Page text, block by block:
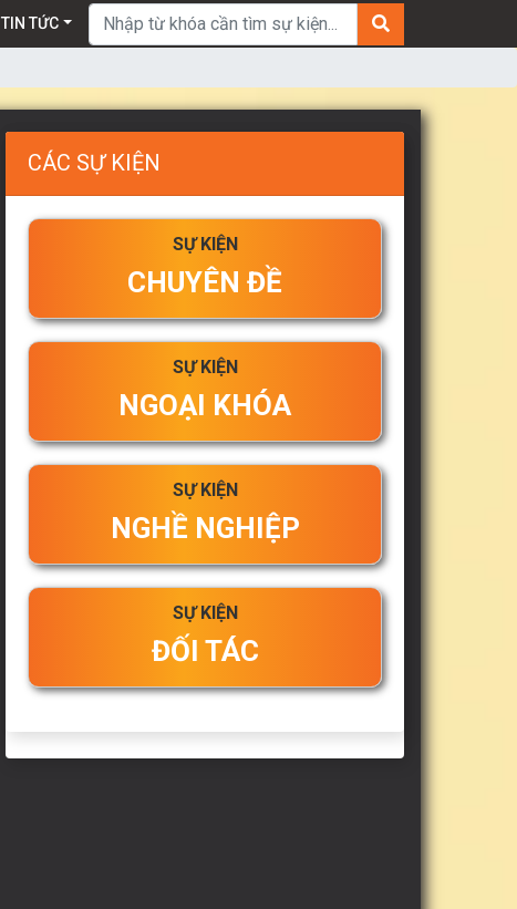
TIN TỨC Tìm kiếm:
CÁC SỰ KIỆN
SỰ KIỆN
CHUYÊN ĐỀ
SỰ KIỆN
NGOẠI KHÓA
SỰ KIỆN
NGHỀ NGHIỆP
SỰ KIỆN
ĐỐI TÁC